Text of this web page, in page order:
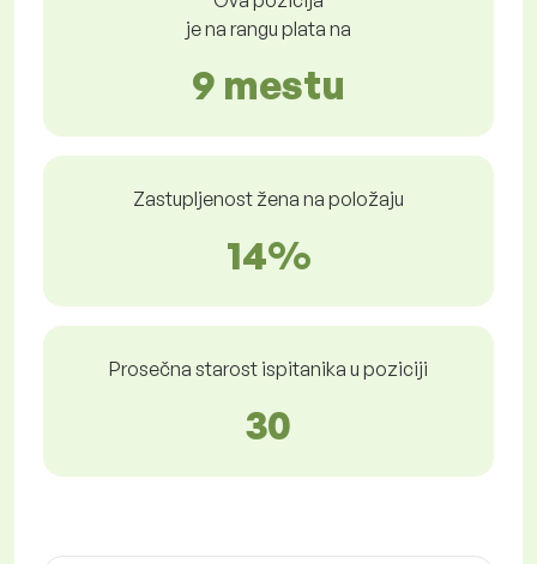
je na rangu plata na
9 mestu
Zastupljenost žena na položaju
14%
Prosečna starost ispitanika u poziciji
30